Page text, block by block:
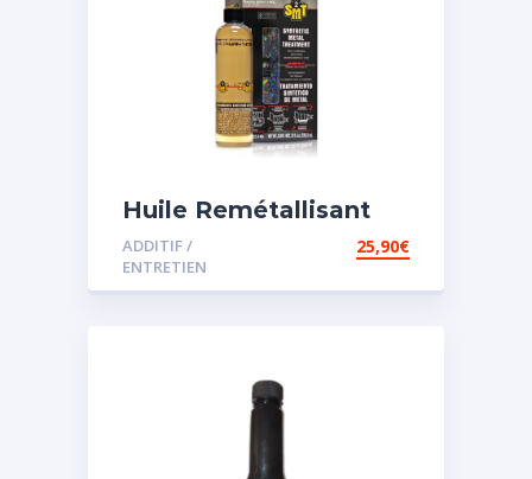
Huile Remétallisant
Moteur SMT2
ADDITIF /
ENTRETIEN
25,90€